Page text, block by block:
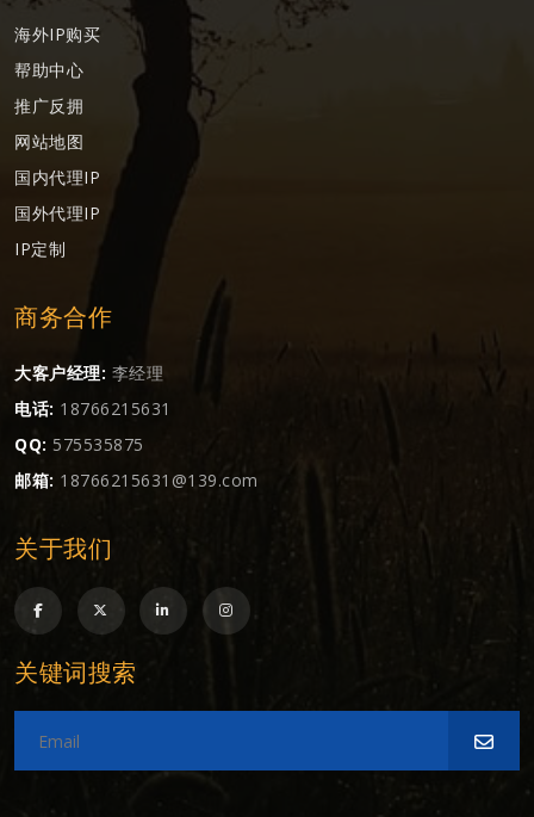
海外IP购买
帮助中心
推广反拥
网站地图
国内代理IP
国外代理IP
IP定制
商务合作
大客户经理: 李经理
电话: 18766215631
QQ: 575535875
邮箱: 18766215631@139.com
关于我们
关键词搜索